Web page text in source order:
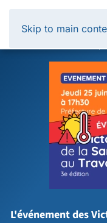
Skip to main
L'événement des
Panneau de gestion